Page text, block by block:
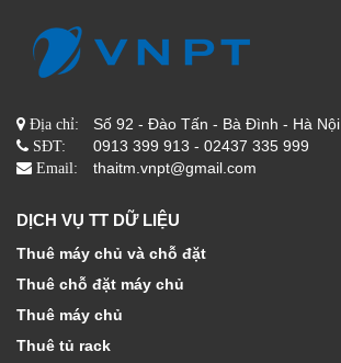
Địa chỉ: Số 92 - Đào Tấn - Bà Đình - Hà Nội
SĐT: 0913 399 913 - 02437 335 999
Email: thaitm.vnpt@gmail.com
DỊCH VỤ TT DỮ LIỆU
Thuê máy chủ và chỗ đặt
Thuê chỗ đặt máy chủ
Thuê máy chủ
Thuê tủ rack